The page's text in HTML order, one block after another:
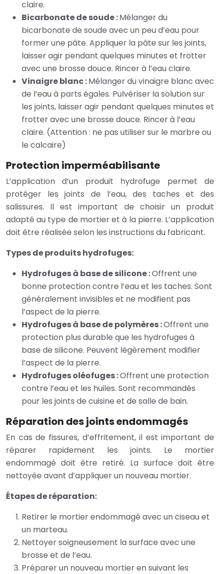
claire.
Bicarbonate de soude :Mélanger du
bicarbonate de soude avec un peu d’eau pour
former une pâte. Appliquer la pâte sur les joints,
laisser agir pendant quelques minutes et frotter
avec une brosse douce. Rincer à l’eau claire.
Vinaigre blanc :Mélanger du vinaigre blanc avec
de l’eau à parts égales. Pulvériser la solution sur
les joints, laisser agir pendant quelques minutes et
frotter avec une brosse douce. Rincer à l’eau
claire. (Attention : ne pas utiliser sur le marbre ou
le calcaire)
Protection imperméabilisante
L’application d’un produit hydrofuge permet de
protéger les joints de l’eau, des taches et des
salissures. Il est important de choisir un produit
adapté au type de mortier et à la pierre. L’application
doit être réalisée selon les instructions du fabricant.
Types de produits hydrofuges:
Hydrofuges à base de silicone :Offrent une
bonne protection contre l’eau et les taches. Sont
généralement invisibles et ne modifient pas
l’aspect de la pierre.
Hydrofuges à base de polymères :Offrent une
protection plus durable que les hydrofuges à
base de silicone. Peuvent légèrement modifier
l’aspect de la pierre.
Hydrofuges oléofuges :Offrent une protection
contre l’eau et les huiles. Sont recommandés
pour les joints de cuisine et de salle de bain.
Réparation des joints endommagés
En cas de fissures, d’effritement, il est important de
réparer rapidement les joints. Le mortier
endommagé doit être retiré. La surface doit être
nettoyée avant d’appliquer un nouveau mortier.
Étapes de réparation:
Retirer le mortier endommagé avec un ciseau et
un marteau.
Nettoyer soigneusement la surface avec une
brosse et de l’eau.
Préparer un nouveau mortier en suivant les